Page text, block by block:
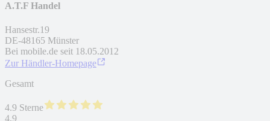
A.T.F Handel
Hansestr.19
DE-48165 Münster
Bei mobile.de seit 18.05.2012
Zur Händler-Homepage
Gesamt
4.9 Sterne
4,9